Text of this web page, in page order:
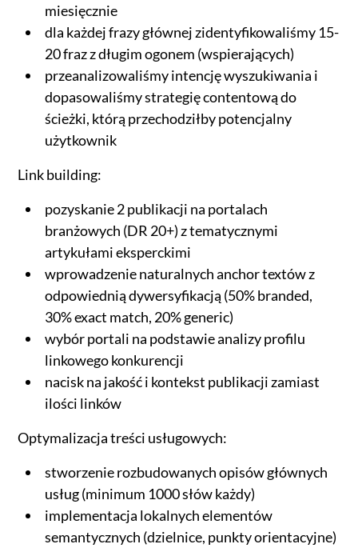
miesięcznie
dla każdej frazy głównej zidentyfikowaliśmy 15-
20 fraz z długim ogonem (wspierających)
przeanalizowaliśmy intencję wyszukiwania i
dopasowaliśmy strategię contentową do
ścieżki, którą przechodziłby potencjalny
użytkownik
Link building:
pozyskanie 2 publikacji na portalach
branżowych (DR 20+) z tematycznymi
artykułami eksperckimi
wprowadzenie naturalnych anchor textów z
odpowiednią dywersyfikacją (50% branded,
30% exact match, 20% generic)
wybór portali na podstawie analizy profilu
linkowego konkurencji
nacisk na jakość i kontekst publikacji zamiast
ilości linków
Optymalizacja treści usługowych:
stworzenie rozbudowanych opisów głównych
usług (minimum 1000 słów każdy)
implementacja lokalnych elementów
semantycznych (dzielnice, punkty orientacyjne)